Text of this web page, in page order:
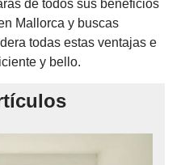
de todos sus beneficios
Mallorca y buscas
todas estas ventajas e
y bello.